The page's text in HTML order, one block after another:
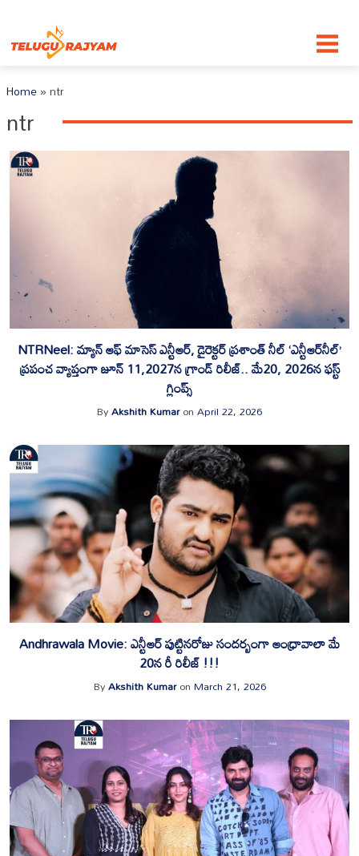
Home»ntr
ntr
NTRNeel: మ్యాన్ ఆఫ్ మాసెస్ ఎన్టీఆర్‌, డైరెక్ట‌ర్ ప్ర‌శాంత్ నీల్‌ ‘ఎన్టీఆర్‌నీల్‌’
ప్ర‌పంచ వ్యాప్తంగా జూన్ 11,2027న‌ గ్రాండ్ రిలీజ్‌.. మే20, 2026న ఫ‌స్ట్
గ్లింప్స్‌
ByAkshith KumaronApril 22, 2026
Andhrawala Movie: ఎన్టీఆర్ పుట్టినరోజు సందర్బంగా ఆంధ్రావాలా మే
20న రీ రిలీజ్ !!!
ByAkshith KumaronMarch 21, 2026